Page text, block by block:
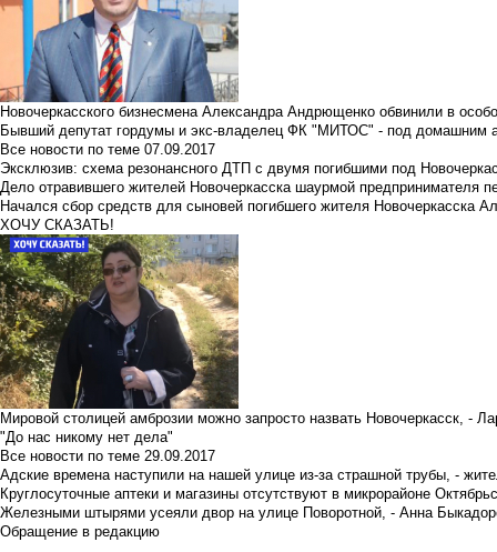
Новочеркасского бизнесмена Александра Андрющенко обвинили в
Бывший депутат гордумы и экс-владелец ФК "МИТОС" - под домашним
Все новости по теме 07.09.2017
Эксклюзив: схема резонансного ДТП с двумя погибшими под
Дело отравившего жителей Новочеркасска шаурмой предпринимателя
Начался сбор средств для сыновей погибшего жителя Новочеркасска
ХОЧУ СКАЗАТЬ!
Мировой столицей амброзии можно запросто назвать Новочеркасск, -
"До нас никому нет дела"
Все новости по теме 29.09.2017
Адские времена наступили на нашей улице из-за страшной трубы, -
Круглосуточные аптеки и магазины отсутствуют в микрорайоне
Железными штырями усеяли двор на улице Поворотной, - Анна
Обращение в редакцию